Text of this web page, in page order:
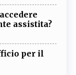
assistita?
per il